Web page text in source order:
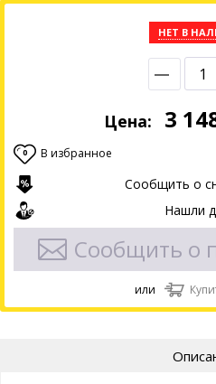
НЕТ В
Цена: 3
0 В избранное
Сообщить о
Нашли
Сообщить о
или